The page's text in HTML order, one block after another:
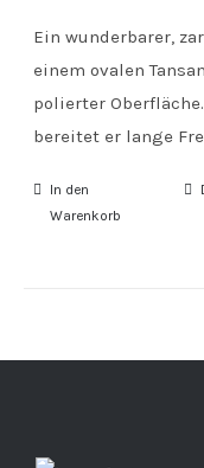
Ein wunderbarer,
einem ovalen
polierter
bereitet er lange
In den
Warenkorb